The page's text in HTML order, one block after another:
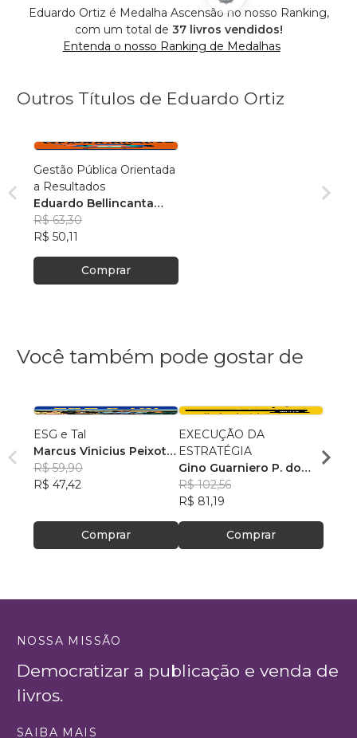
Eduardo Ortiz é Medalha Ascensão no nosso Ranking,
com um total de 37 livros vendidos!
Entenda o nosso Ranking de Medalhas
Outros Títulos de Eduardo Ortiz
Gestão Pública Orientada
a Resultados
Eduardo Bellincanta
Ortiz
R$ 63,30
R$ 50,11
Comprar
Você também pode gostar de
ESG e Tal
Marcus Vinicius Peixoto
da Silva
R$ 59,90
R$ 47,42
Comprar
EXECUÇÃO DA
ESTRATÉGIA
Gino Guarniero P. do
Nascimento
R$ 102,56
R$ 81,19
Comprar
com
Ana
NOSSA MISSÃO
Democratizar a publicação e venda de
livros.
SAIBA MAIS